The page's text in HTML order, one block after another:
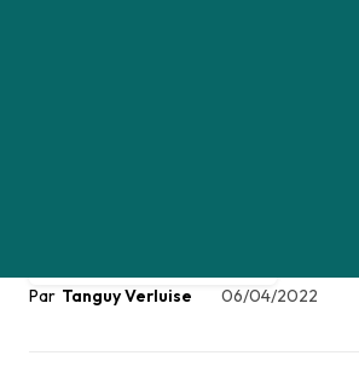
Tanguy Verluise 06/04/2022